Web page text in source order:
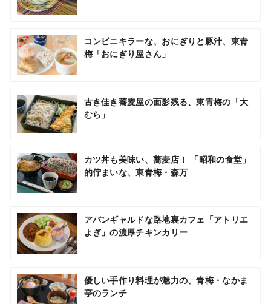
コンビニキラーな、おにぎりと豚汁、東青
梅「おにぎり屋さん」
古き佳き蕎麦屋の面影残る、東青梅の「大
むら」
カツ丼も美味い、蕎麦店！ 「昭和の食堂」
的佇まいな、東青梅・森万
アバンギャルドな路地裏カフェ「アトリエ
よぎ」の濃厚チキンカリー
優しい手作り料理が魅力の、青梅・なかま
亭のランチ